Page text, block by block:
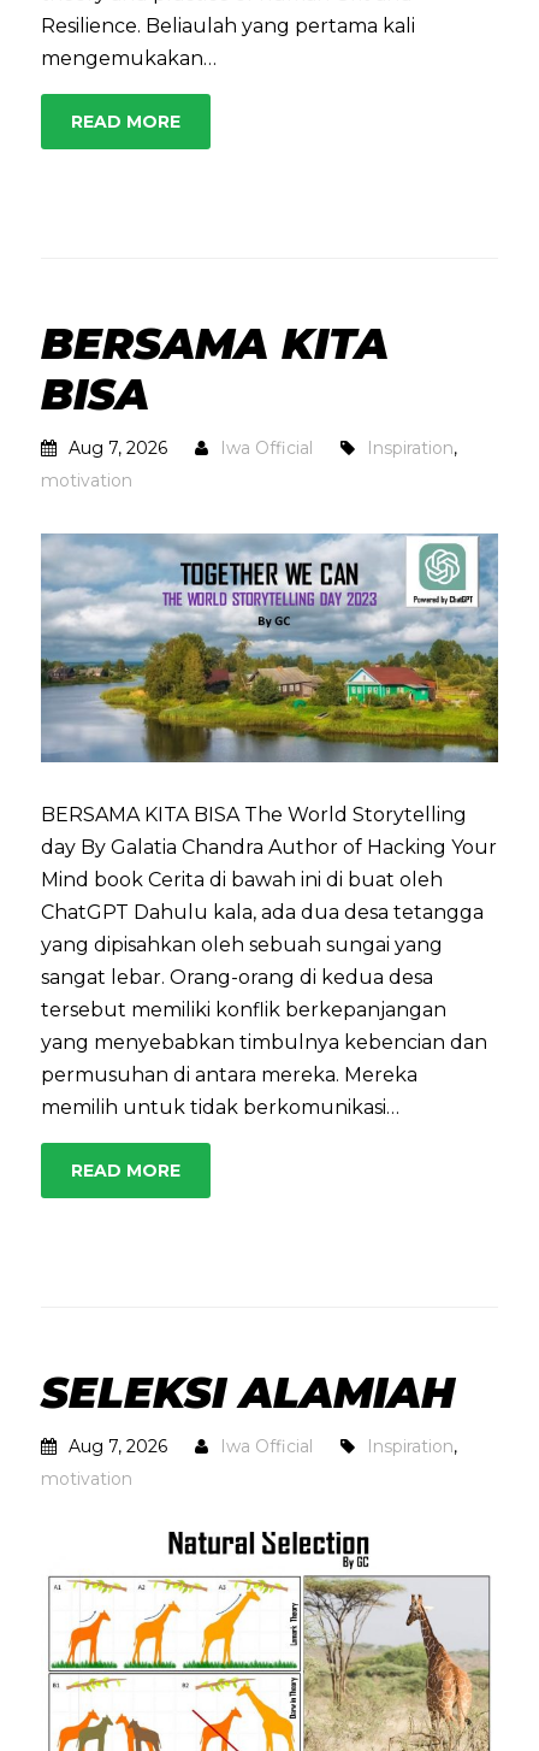
Resilience. Beliaulah yang pertama kali
mengemukakan…
READ MORE
BERSAMA KITA
BISA
Aug 7, 2026 Iwa Official Inspiration,
motivation
BERSAMA KITA BISA The World Storytelling
day By Galatia Chandra Author of Hacking Your
Mind book Cerita di bawah ini di buat oleh
ChatGPT Dahulu kala, ada dua desa tetangga
yang dipisahkan oleh sebuah sungai yang
sangat lebar. Orang-orang di kedua desa
tersebut memiliki konflik berkepanjangan
yang menyebabkan timbulnya kebencian dan
permusuhan di antara mereka. Mereka
memilih untuk tidak berkomunikasi…
READ MORE
SELEKSI ALAMIAH
Aug 7, 2026 Iwa Official Inspiration,
motivation